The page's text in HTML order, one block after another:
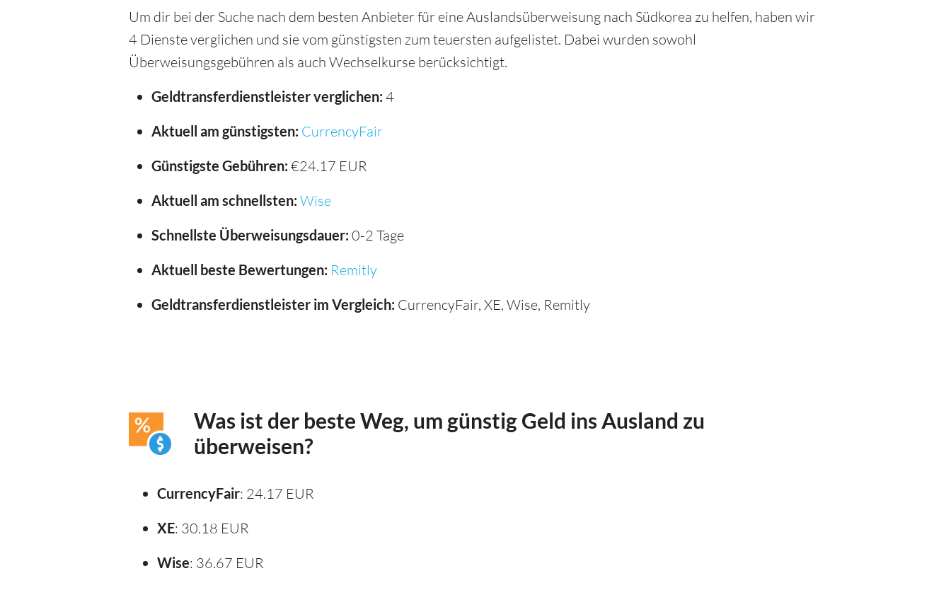
Um dir bei der Suche nach dem besten Anbieter für eine Auslandsüberweisung nach Südkorea zu helfen, haben wir
4 Dienste verglichen und sie vom günstigsten zum teuersten aufgelistet. Dabei wurden sowohl
Überweisungsgebühren als auch Wechselkurse berücksichtigt.
Geldtransferdienstleister verglichen: 4
Aktuell am günstigsten: CurrencyFair
Günstigste Gebühren: €24.17 EUR
Aktuell am schnellsten: Wise
Schnellste Überweisungsdauer: 0-2 Tage
Aktuell beste Bewertungen: Remitly
Geldtransferdienstleister im Vergleich: CurrencyFair, XE, Wise, Remitly
Was ist der beste Weg, um günstig Geld ins Ausland zu
überweisen?
CurrencyFair: 24.17 EUR
XE: 30.18 EUR
Wise: 36.67 EUR